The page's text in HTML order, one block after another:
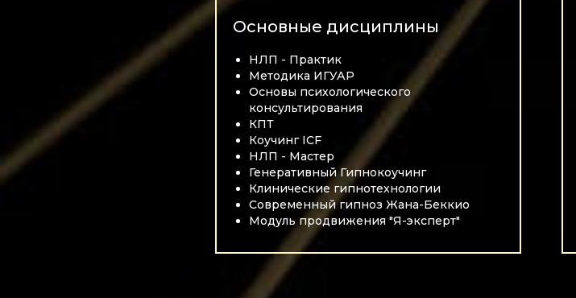
НЛП - Практик
Методика ИГУАР
Основы психологического
консультирования
КПТ
Коучинг ICF
НЛП - Мастер
Генеративный Гипнокоучинг
Клинические гипнотехнологии
Современный гипноз Жана-Беккио
Модуль продвижения "Я-эксперт"
Основные дисциплины